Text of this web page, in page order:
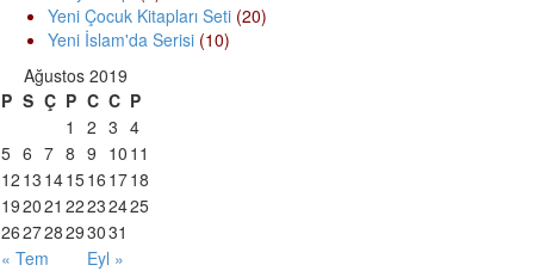
Yeni Çocuk Kitapları Seti (20)
Yeni İslam'da Serisi (10)
Ağustos 2019
P S Ç P C C P
« Tem Eyl »
1 2 3 4
5 6 7 8 9 10 11
12 13 141516 1718
192021 22232425
262728293031